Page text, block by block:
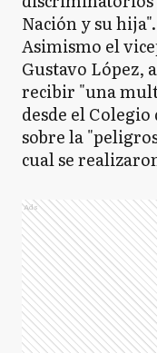
Nación y su hija".
Asimismo el
Gustavo López,
recibir "una
desde el
sobre la
cual se
Ads